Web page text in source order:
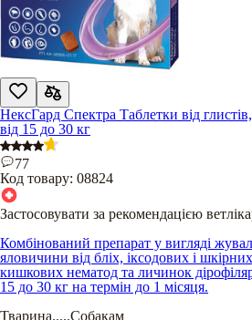
НексГард Спектра Таблетки від
від 15 до 30 кг
77
Код товару: 08824
Застосовувати за рекомендацією
Комбінований препарат у вигляді
яловичини від бліх, іксодових і
кишкових нематод та личинок
15 до 30 кг на термін до 1 місяця.
Тварина.....Собакам